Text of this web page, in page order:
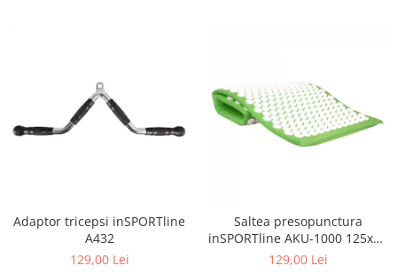
Adaptor tricepsi inSPORTline
A432
129,00 Lei
Saltea presopunctura
inSPORTline AKU-1000 125x50
cm
129,00 Lei